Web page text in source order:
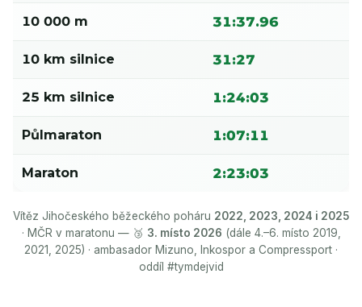
10 000 m 31:37.96
10 km silnice 31:27
25 km silnice 1:24:03
Půlmaraton 1:07:11
Maraton 2:23:03
Vítěz Jihočeského běžeckého poháru 2022, 2023, 2024 i 2025
· MČR v maratonu — 🥉 3. místo 2026 (dále 4.–6. místo 2019,
2021, 2025) · ambasador Mizuno, Inkospor a Compressport ·
oddíl #tymdejvid